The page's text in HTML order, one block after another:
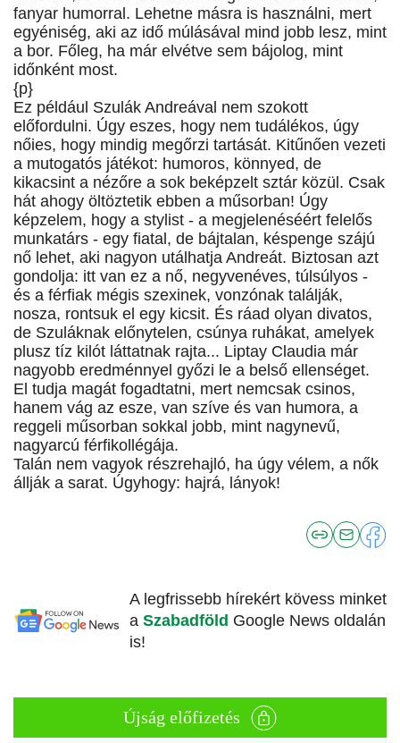
fanyar humorral. Lehetne másra is használni, mert
egyéniség, aki az idő múlásával mind jobb lesz, mint
a bor. Főleg, ha már elvétve sem bájolog, mint
időnként most.
{p}
Ez például Szulák Andreával nem szokott
előfordulni. Úgy eszes, hogy nem tudálékos, úgy
nőies, hogy mindig megőrzi tartását. Kitűnően vezeti
a mutogatós játékot: humoros, könnyed, de
kikacsint a nézőre a sok beképzelt sztár közül. Csak
hát ahogy öltöztetik ebben a műsorban! Úgy
képzelem, hogy a stylist - a megjelenéséért felelős
munkatárs - egy fiatal, de bájtalan, késpenge szájú
nő lehet, aki nagyon utálhatja Andreát. Biztosan azt
gondolja: itt van ez a nő, negyvenéves, túlsúlyos -
és a férfiak mégis szexinek, vonzónak találják,
nosza, rontsuk el egy kicsit. És ráad olyan divatos,
de Szuláknak előnytelen, csúnya ruhákat, amelyek
plusz tíz kilót láttatnak rajta... Liptay Claudia már
nagyobb eredménnyel győzi le a belső ellenséget.
El tudja magát fogadtatni, mert nemcsak csinos,
hanem vág az esze, van szíve és van humora, a
reggeli műsorban sokkal jobb, mint nagynevű,
nagyarcú férfikollégája.
Talán nem vagyok részrehajló, ha úgy vélem, a nők
állják a sarat. Úgyhogy: hajrá, lányok!
A legfrissebb hírekért kövess minket
a Szabadföld Google News oldalán
is!
Újság előfizetés